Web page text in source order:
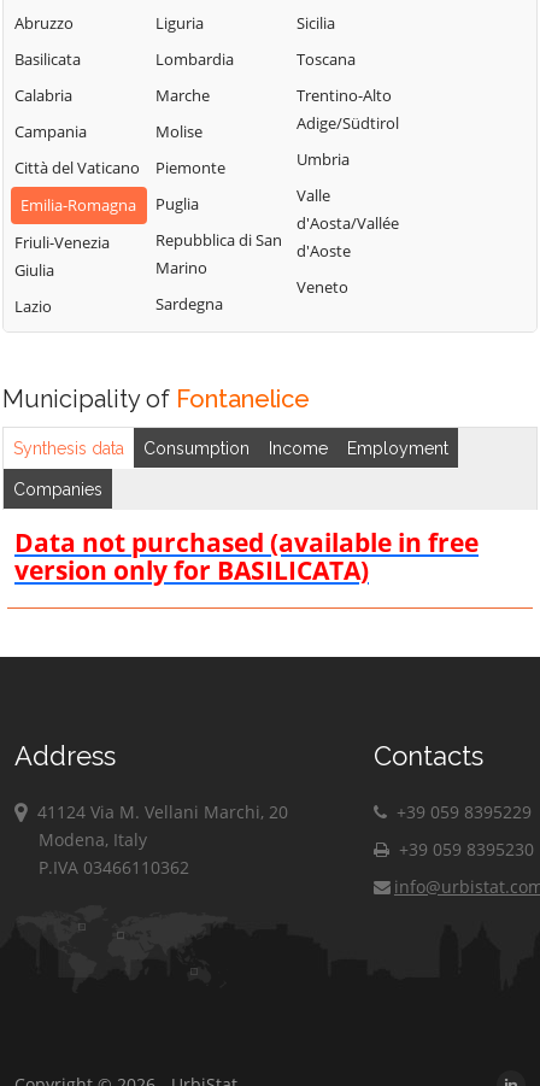
Castel Guelfo di
Terme
Castello d'Argile
Bolognese
Sasso Marconi
Valsamoggia
Vergato
Zola Predosa
Abruzzo
Basilicata
Calabria
Campania
Città del Vaticano
Emilia-Romagna
Friuli-Venezia
Giulia
Lazio
Liguria
Lombardia
Marche
Molise
Piemonte
Puglia
Repubblica di San
Marino
Sardegna
Sicilia
Toscana
Trentino-Alto
Adige/Südtirol
Umbria
Valle
d'Aosta/Vallée
d'Aoste
Veneto
Municipality of Fontanelice
Synthesis data Consumption Income Employment
Companies
Data not purchased (available in free
version only for BASILICATA)
Address
41124 Via M. Vellani Marchi, 20
Modena, Italy
P.IVA 03466110362
Contacts
+39 059 8395229
+39 059 8395230